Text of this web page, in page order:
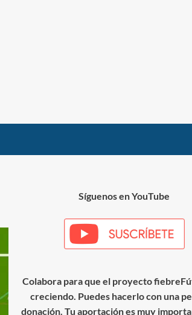
Síguenos en YouTube
Colabora para que el proyecto
creciendo. Puedes hacerlo con una
donación. Tu aportación es muy